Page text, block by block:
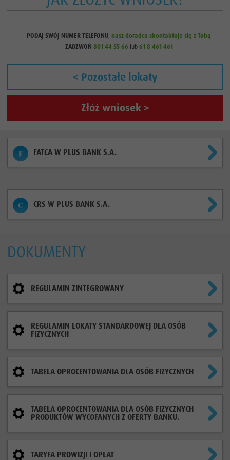
PODAJ SWÓJ NUMER TELEFONU, nasz doradca skontaktuje się z Tobą
ZADZWOŃ 801 44 55 66 lub61 8 461 461
< Pozostałe lokaty
Złóż wniosek >
FATCA W PLUS BANK S.A.
CRS W PLUS BANK S.A.
DOKUMENTY
REGULAMIN ZINTEGROWANY
REGULAMIN LOKATY STANDARDOWEJ DLA OSÓB
FIZYCZNYCH
TABELA OPROCENTOWANIA DLA OSÓB FIZYCZNYCH
TABELA OPROCENTOWANIA DLA OSÓB FIZYCZNYCH
PRODUKTÓW WYCOFANYCH Z OFERTY BANKU.
TARYFA PROWIZJI I OPŁAT